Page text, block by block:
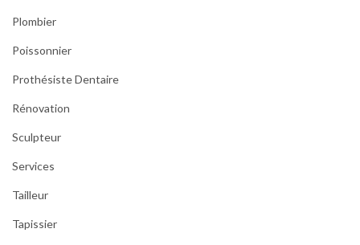
Plombier
Poissonnier
Prothésiste Dentaire
Rénovation
Sculpteur
Services
Tailleur
Tapissier